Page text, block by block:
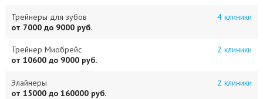
Трейнеры для зубов
4 клиники
от 7000 до 9000 руб.
Трейнер Миобрейс
2 клиники
от 10600 до 9000 руб.
Элайнеры
2 клиники
от 15000 до 160000 руб.